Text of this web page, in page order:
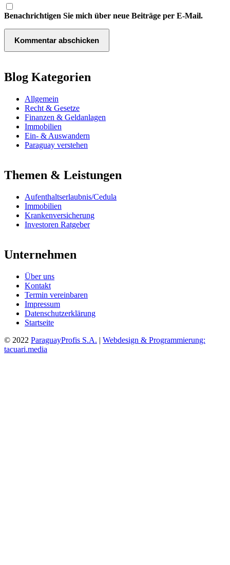
Benachrichtigen Sie mich über neue Beiträge per E-Mail.
Blog Kategorien
Allgemein
Recht & Gesetze
Finanzen & Geldanlagen
Immobilien
Ein- & Auswandern
Paraguay verstehen
Themen & Leistungen
Aufenthaltserlaubnis/Cedula
Immobilien
Krankenversicherung
Investoren Ratgeber
Unternehmen
Über uns
Kontakt
Termin vereinbaren
Impressum
Datenschutzerklärung
Startseite
© 2022 ParaguayProfis S.A. | Webdesign & Programmierung:
tacuari.media